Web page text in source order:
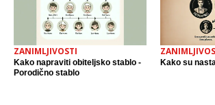
ZANIMLJIVOSTI
Kako napraviti obiteljsko stablo -
Porodično stablo
Kako su